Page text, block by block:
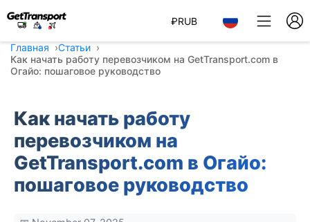
₽RUB
Главная
Статьи
Как начать работу перевозчиком на GetTransport.com в
Огайо: пошаговое руководство
Как начать работу
перевозчиком на
GetTransport.com в Огайо:
пошаговое руководство